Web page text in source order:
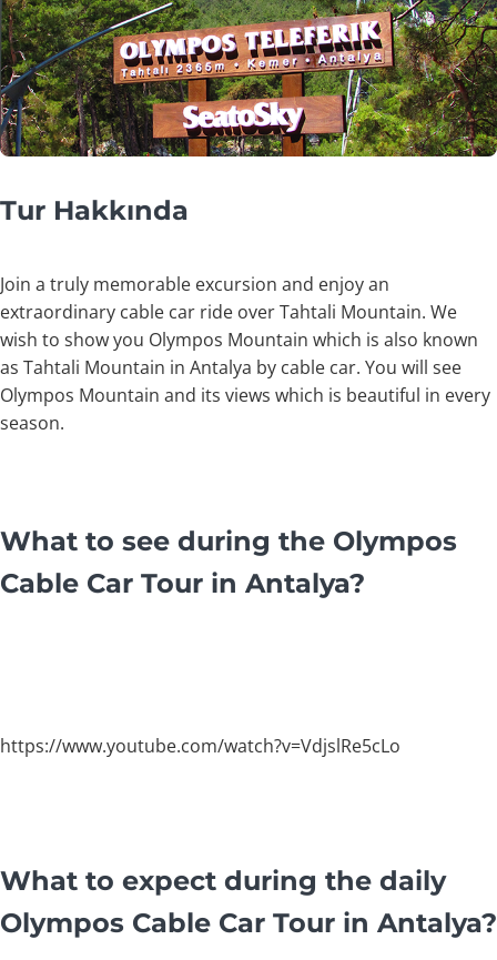
Tur Hakkında
Join a truly memorable excursion and enjoy an
extraordinary cable car ride over Tahtali Mountain. We
wish to show you Olympos Mountain which is also known
as Tahtali Mountain in Antalya by cable car. You will see
Olympos Mountain and its views which is beautiful in every
season.
What to see during the Olympos
Cable Car Tour in Antalya?
https://www.youtube.com/watch?v=VdjslRe5cLo
What to expect during the daily
Olympos Cable Car Tour in Antalya?